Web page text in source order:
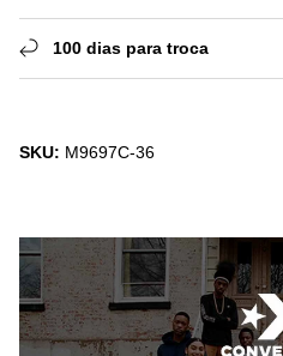
100 dias para troca
SKU: M9697C-36